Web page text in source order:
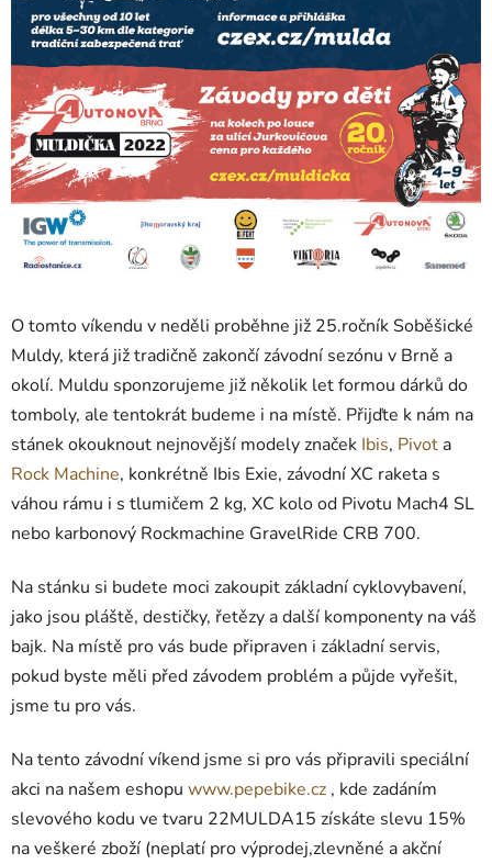
O tomto víkendu v neděli proběhne již 25.ročník Soběšické
Muldy, která již tradičně zakončí závodní sezónu v Brně a
okolí. Muldu sponzorujeme již několik let formou dárků do
tomboly, ale tentokrát budeme i na místě. Přijďte k nám na
stánek okouknout nejnovější modely značek Ibis, Pivot a
Rock Machine, konkrétně Ibis Exie, závodní XC raketa s
váhou rámu i s tlumičem 2 kg, XC kolo od Pivotu Mach4 SL
nebo karbonový Rockmachine GravelRide CRB 700.
Na stánku si budete moci zakoupit základní cyklovybavení,
jako jsou pláště, destičky, řetězy a další komponenty na váš
bajk. Na místě pro vás bude připraven i základní servis,
pokud byste měli před závodem problém a půjde vyřešit,
jsme tu pro vás.
Na tento závodní víkend jsme si pro vás připravili speciální
akci na našem eshopu www.pepebike.cz , kde zadáním
slevového kodu ve tvaru 22MULDA15 získáte slevu 15%
na veškeré zboží (neplatí pro výprodej,zlevněné a akční